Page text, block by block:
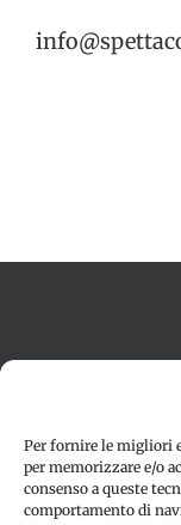
Per fornire le migliori
per memorizzare e/o
consenso a queste
comportamento di